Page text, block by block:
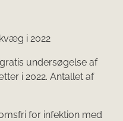
i 2022
undersøgelse af
i 2022. Antallet af
for infektion med